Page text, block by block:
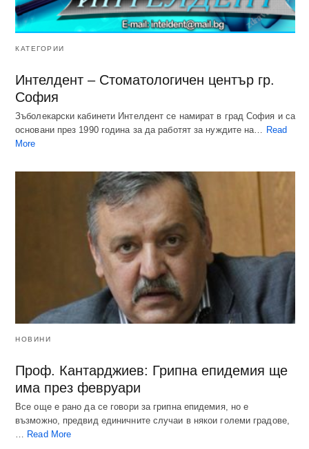
КАТЕГОРИИ
Интелдент – Стоматологичен център гр.
София
Зъболекарски кабинети Интелдент се намират в град София и са
основани през 1990 година за да работят за нуждите на… Read
More
НОВИНИ
Проф. Кантарджиев: Грипна епидемия ще
има през февруари
Все още е рано да се говори за грипна епидемия, но е
възможно, предвид единичните случаи в някои големи градове,
Read More